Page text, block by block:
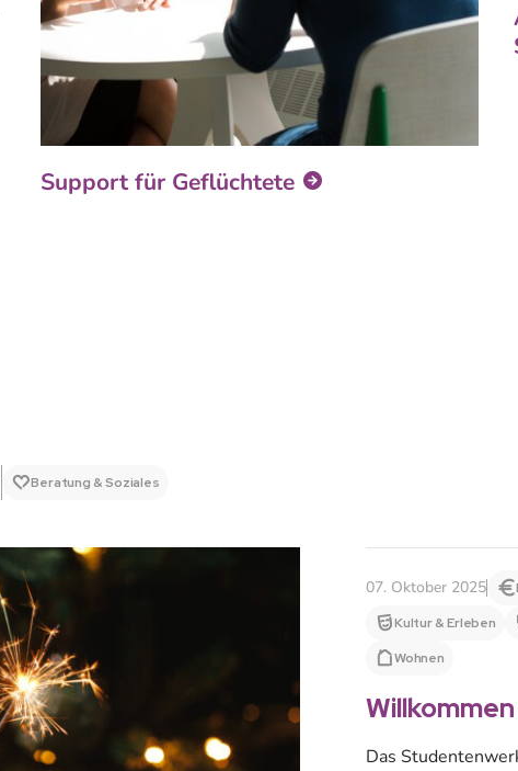
Support für Geflüchtete
Beratung & Soziales
07. Oktober 2025
Kultur & Erleben
Wohnen
Das